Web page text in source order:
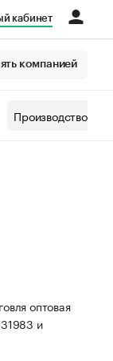
кабинет
компанией
Производство
оптовая
и